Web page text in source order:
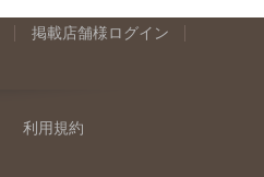
掲載店舗様ログイン
利用規約